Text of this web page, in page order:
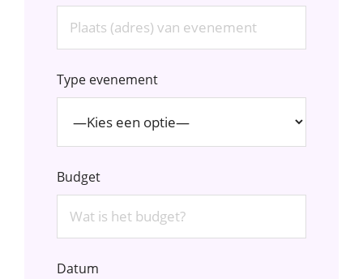
Type evenement
Budget
Datum